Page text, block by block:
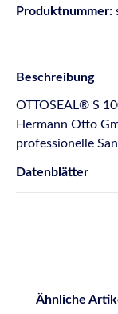
Produktnummer:
Beschreibung
OTTOSEAL® S
Hermann Otto
professionelle
Datenblätter
Produktgalerie
Ähnliche